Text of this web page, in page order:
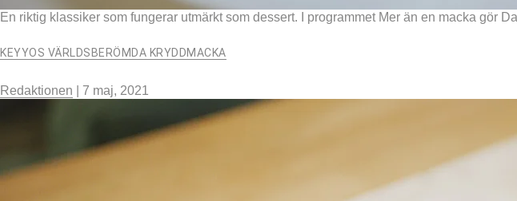
En riktig klassiker som fungerar utmärkt som dessert. I programmet Mer än en macka gör
KEYYOS VÄRLDSBERÖMDA KRYDDMACKA
Redaktionen 7 maj, 2021